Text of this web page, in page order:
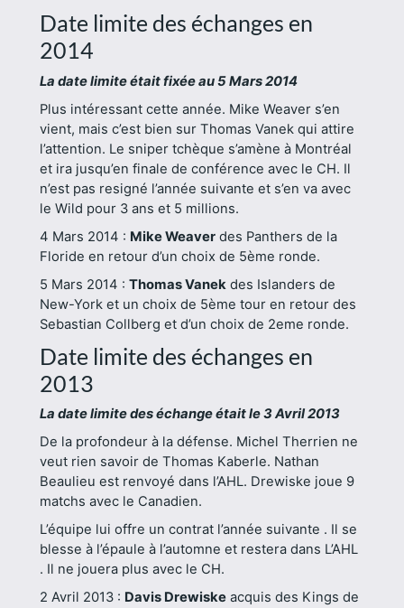
Date limite des échanges en
2014
La date limite était fixée au 5 Mars 2014
Plus intéressant cette année. Mike Weaver s’en
vient, mais c’est bien sur Thomas Vanek qui attire
l’attention. Le sniper tchèque s’amène à Montréal
et ira jusqu’en finale de conférence avec le CH. Il
n’est pas resigné l’année suivante et s’en va avec
le Wild pour 3 ans et 5 millions.
4 Mars 2014 : Mike Weaverdes Panthers de la
Floride en retour d’un choix de 5ème ronde.
5 Mars 2014 : Thomas Vanek des Islanders de
New-York et un choix de 5ème tour en retour des
Sebastian Collberg et d’un choix de 2eme ronde.
Date limite des échanges en
2013
La date limite des échange était le 3 Avril 2013
De la profondeur à la défense. Michel Therrien ne
veut rien savoir de Thomas Kaberle. Nathan
Beaulieu est renvoyé dans l’AHL. Drewiske joue 9
matchs avec le Canadien.
L’équipe lui offre un contrat l’année suivante . Il se
blesse à l’épaule à l’automne et restera dans L’AHL
. Il ne jouera plus avec le CH.
2 Avril 2013 : Davis Drewiskeacquis des Kings de